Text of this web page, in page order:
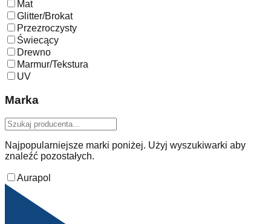
Mat
Glitter/Brokat
Przezroczysty
Świecący
Drewno
Marmur/Tekstura
UV
Marka
Najpopularniejsze marki poniżej. Użyj wyszukiwarki aby
znaleźć pozostałych.
Aurapol